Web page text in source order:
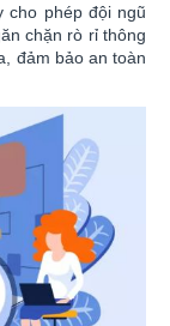
cho phép đội ngũ
chặn rò rỉ thông
đảm bảo an toàn